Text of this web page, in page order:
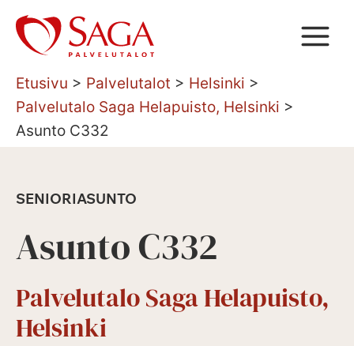
Siirry
sisältöön
Etusivu > Palvelutalot > Helsinki >
Palvelutalo Saga Helapuisto, Helsinki >
Asunto C332
SENIORIASUNTO
Asunto C332
Palvelutalo Saga Helapuisto,
Helsinki